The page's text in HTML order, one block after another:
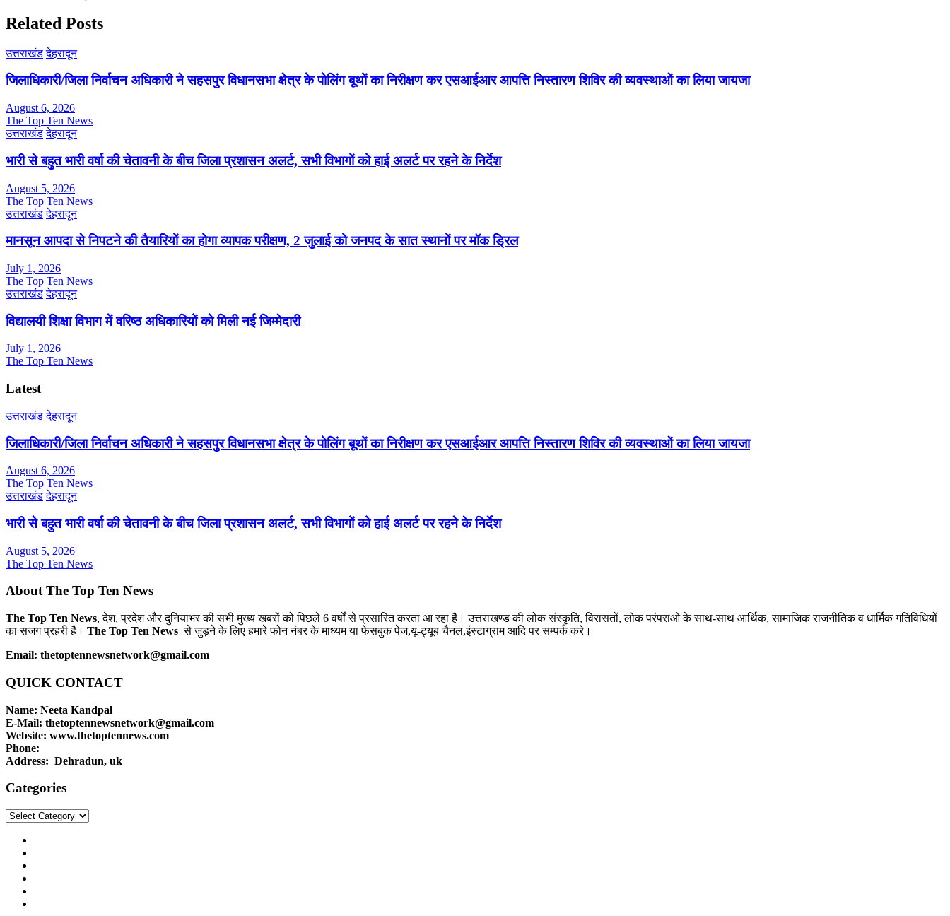
Related Posts
उत्तराखंड देहरादून
जिलाधिकारी/जिला निर्वाचन अधिकारी ने सहसपुर विधानसभा क्षेत्र के पोलिंग बूथों का निरीक्षण कर एसआईआर आपत्ति निस्तारण शिविर की व्यवस्थाओं का लिया जायजा
August 6, 2026
The Top Ten News
उत्तराखंड देहरादून
भारी से बहुत भारी वर्षा की चेतावनी के बीच जिला प्रशासन अलर्ट, सभी विभागों को हाई अलर्ट पर रहने के निर्देश
August 5, 2026
The Top Ten News
उत्तराखंड देहरादून
मानसून आपदा से निपटने की तैयारियों का होगा व्यापक परीक्षण, 2 जुलाई को जनपद के सात स्थानों पर मॉक ड्रिल
July 1, 2026
The Top Ten News
उत्तराखंड देहरादून
विद्यालयी शिक्षा विभाग में वरिष्ठ अधिकारियों को मिली नई जिम्मेदारी
July 1, 2026
The Top Ten News
Latest
उत्तराखंड देहरादून
जिलाधिकारी/जिला निर्वाचन अधिकारी ने सहसपुर विधानसभा क्षेत्र के पोलिंग बूथों का निरीक्षण कर एसआईआर आपत्ति निस्तारण शिविर की व्यवस्थाओं का लिया जायजा
August 6, 2026
The Top Ten News
उत्तराखंड देहरादून
भारी से बहुत भारी वर्षा की चेतावनी के बीच जिला प्रशासन अलर्ट, सभी विभागों को हाई अलर्ट पर रहने के निर्देश
August 5, 2026
The Top Ten News
About The Top Ten News
The Top Ten News, देश, प्रदेश और दुनियाभर की सभी मुख्य खबरों को पिछले 6 वर्षों से प्रसारित करता आ रहा है। उत्तराखण्ड की लोक संस्कृति, विरासतों, लोक परंपराओ के साथ-साथ आर्थिक, सामाजिक राजनीतिक व धार्मिक गतिविधियों
का सजग प्रहरी है। The Top Ten News से जुड़ने के लिए हमारे फोन नंबर के माध्यम या फेसबुक पेज,यू-ट्यूब चैनल,इंस्टाग्राम आदि पर सम्पर्क करे।
Email: thetoptennewsnetwork@gmail.com
QUICK CONTACT
Name: Neeta Kandpal
E-Mail: thetoptennewsnetwork@gmail.com
Website: www.thetoptennews.com
Phone:
Address: Dehradun, uk
Categories
Categories